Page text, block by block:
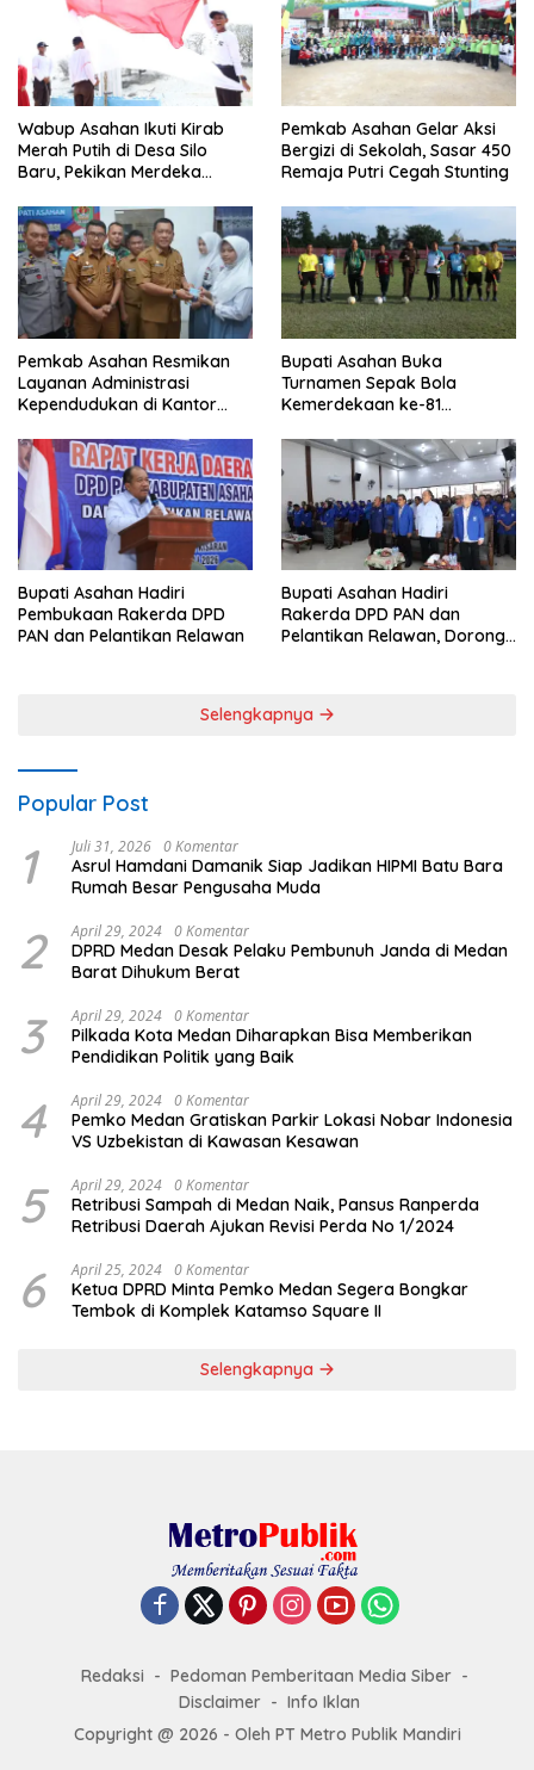
Wabup Asahan Ikuti Kirab
Merah Putih di Desa Silo
Baru, Pekikan Merdeka
Pemkab Asahan Gelar Aksi
Bergizi di Sekolah, Sasar 450
Remaja Putri Cegah Stunting
Pemkab Asahan Resmikan
Layanan Administrasi
Kependudukan di Kantor
Bupati Asahan Buka
Turnamen Sepak Bola
Kemerdekaan ke-81
0208/Asahan
Bupati Asahan Hadiri
Pembukaan Rakerda DPD
PAN dan Pelantikan Relawan
Bupati Asahan Hadiri
Rakerda DPD PAN dan
Pelantikan Relawan, Dorong
Selengkapnya
Popular Post
1 Juli 31, 2026 0 Komentar
Asrul Hamdani Damanik Siap Jadikan HIPMI Batu Bara
Rumah Besar Pengusaha Muda
2 April 29, 2024 0 Komentar
DPRD Medan Desak Pelaku Pembunuh Janda di Medan
Barat Dihukum Berat
3 April 29, 2024 0 Komentar
Pilkada Kota Medan Diharapkan Bisa Memberikan
Pendidikan Politik yang Baik
4 April 29, 2024 0 Komentar
Pemko Medan Gratiskan Parkir Lokasi Nobar Indonesia
VS Uzbekistan di Kawasan Kesawan
5 April 29, 2024 0 Komentar
Retribusi Sampah di Medan Naik, Pansus Ranperda
Retribusi Daerah Ajukan Revisi Perda No 1/2024
6 April 25, 2024 0 Komentar
Ketua DPRD Minta Pemko Medan Segera Bongkar
Tembok di Komplek Katamso Square II
Selengkapnya
Redaksi
Pedoman Pemberitaan Media Siber
Disclaimer
Info Iklan
Copyright @ 2026 - Oleh PT Metro Publik Mandiri